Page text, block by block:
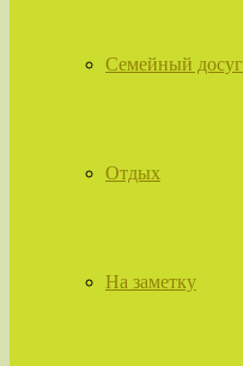
Семейный досуг
Отдых
На заметку